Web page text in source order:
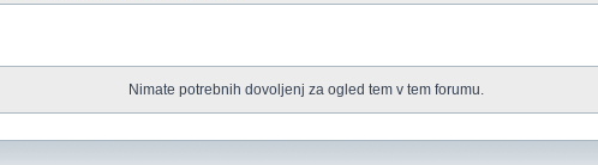
Nimate potrebnih dovoljenj za ogled tem v tem forumu.